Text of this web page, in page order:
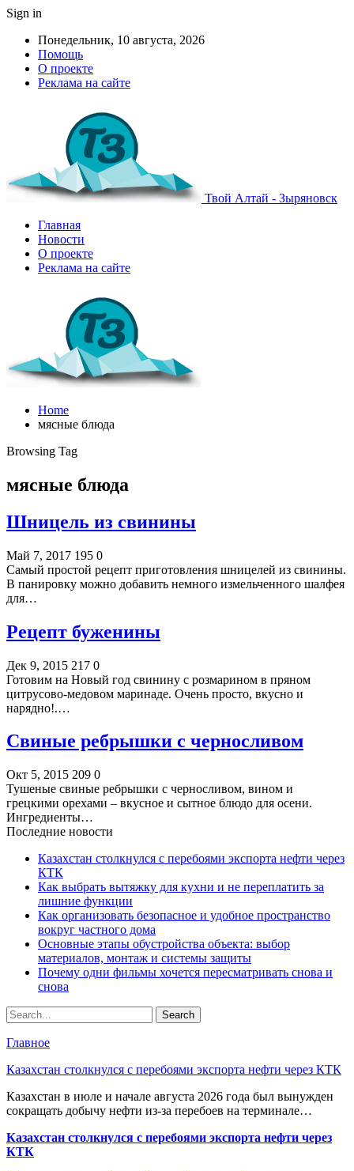
Sign in
Понедельник, 10 августа, 2026
Помощь
О проекте
Реклама на сайте
Твой Алтай - Зыряновск
Главная
Новости
О проекте
Реклама на сайте
Home
мясные блюда
Browsing Tag
мясные блюда
Шницель из свинины
Май 7, 2017 195 0
Самый простой рецепт приготовления шницелей из свинины.
В панировку можно добавить немного измельченного шалфея
для…
Рецепт буженины
Дек 9, 2015 217 0
Готовим на Новый год свинину с розмарином в пряном
цитрусово-медовом маринаде. Очень просто, вкусно и
нарядно!.…
Свиные ребрышки с черносливом
Окт 5, 2015 209 0
Тушеные свиные ребрышки с черносливом, вином и
грецкими орехами – вкусное и сытное блюдо для осени.
Ингредиенты…
Последние новости
Казахстан столкнулся с перебоями экспорта нефти через
КТК
Как выбрать вытяжку для кухни и не переплатить за
лишние функции
Как организовать безопасное и удобное пространство
вокруг частного дома
Основные этапы обустройства объекта: выбор
материалов, монтаж и системы защиты
Почему одни фильмы хочется пересматривать снова и
снова
Главное
Казахстан столкнулся с перебоями экспорта нефти через КТК
Казахстан в июле и начале августа 2026 года был вынужден
сокращать добычу нефти из-за перебоев на терминале…
Казахстан столкнулся с перебоями экспорта нефти через
КТК